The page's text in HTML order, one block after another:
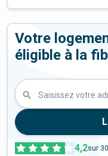
Votre
éligible à la
Saisissez votre
4,2sur